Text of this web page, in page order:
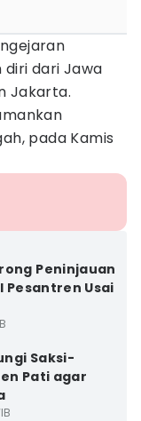
dari Jawa
Jakarta.
pada Kamis
Peninjauan
Pesantren Usai
Saksi-
Pati agar